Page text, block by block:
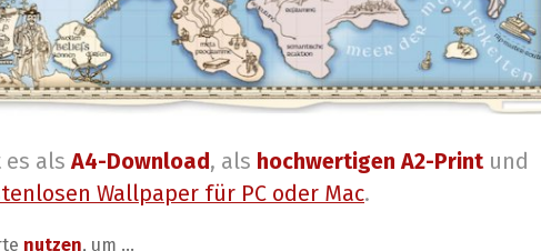
es alsA4-Download , als hochwertigen A2-Printund
Wallpaper für PC oder Mac.
nutzen, um …